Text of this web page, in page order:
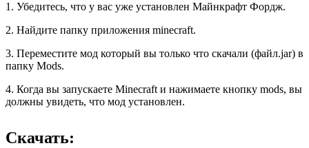
1. Убедитесь, что у вас уже установлен Майнкрафт Фордж.
2. Найдите папку приложения minecraft.
3. Переместите мод который вы только что скачали (файл.jar) в
папку Mods.
4. Когда вы запускаете Minecraft и нажимаете кнопку mods, вы
должны увидеть, что мод установлен.
Скачать: